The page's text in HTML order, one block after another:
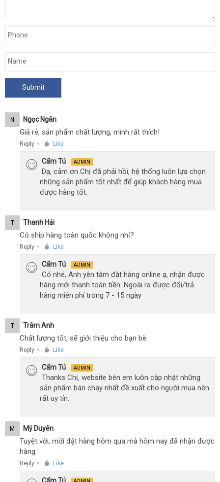
N Ngọc Ngân
Giá rẻ, sản phẩm chất lượng, mình rất thích!
Reply ● Like
Cẩm Tú ADMIN
Dạ, cảm ơn Chị đã phải hồi, hệ thống luôn lựa chọn
những sản phẩm tốt nhất để giúp khách hàng mua
được hàng tốt.
T Thanh Hải
Có ship hàng toàn quốc không nhỉ?
Reply ● Like
Cẩm Tú ADMIN
Có nhé, Anh yên tâm đặt hàng online ạ, nhận được
hàng mới thanh toán tiền. Ngoài ra được đổi/trả
hàng miễn phí trong 7 - 15 ngày
T Trâm Anh
Chất lượng tốt, sẽ giới thiệu cho bạn bè.
Reply ● Like
Cẩm Tú ADMIN
Thanks Chị, website bên em luôn cập nhật những
sản phẩm bán chạy nhất đề xuất cho người mua nên
rất uy tín.
M Mỹ Duyên
Tuyệt vời, mới đặt hàng hôm qua mà hôm nay đã nhận được
hàng.
Reply ● Like
Cẩm Tú